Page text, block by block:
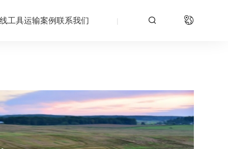
工具运输案例联系我们  